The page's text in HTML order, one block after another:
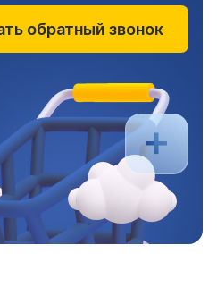
обратный звонок